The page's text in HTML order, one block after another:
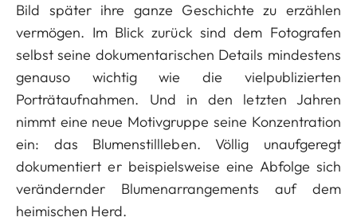
Bild später ihre ganze Geschichte zu erzählen
vermögen. Im Blick zurück sind dem Fotografen
selbst seine dokumentarischen Details mindestens
genauso wichtig wie die vielpublizierten
Porträtaufnahmen. Und in den letzten Jahren
nimmt eine neue Motivgruppe seine Konzentration
ein: das Blumenstillleben. Völlig unaufgeregt
dokumentiert er beispielsweise eine Abfolge sich
verändernder Blumenarrangements auf dem
heimischen Herd.